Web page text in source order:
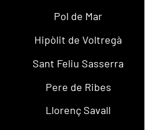
Pol de Mar
Hipòlit de Voltregà
Sant Feliu Sasserra
Pere de Ribes
Llorenç Savall